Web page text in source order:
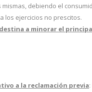
mismas, debiendo el
los ejercicios no prescitos.
a minorar el
a la reclamación previa